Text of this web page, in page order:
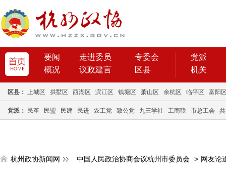
要闻 走进委员
专委会
概况
议政建言 区县
党派
机关
区县： 上城区 拱墅区 西湖区 滨江区 钱塘区 萧山区 余杭区 临平区 富阳
党派： 民革 民盟 民建 民进 农工党 致公党 九三学社 工商联 市总工会
杭州政协新闻网 中国人民政治协商会议杭州市委员会 > 网友论